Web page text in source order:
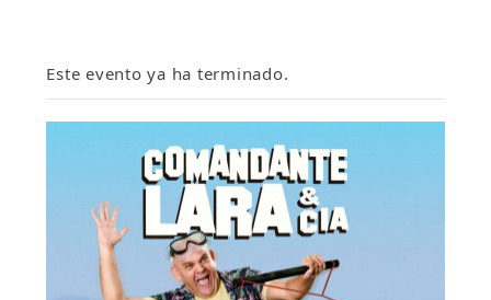
Este evento ya ha terminado.